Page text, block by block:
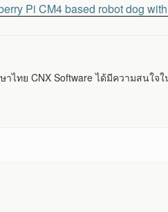
Pi CM4 based robot dog
ทย CNX Software ได้มีความสนใจ